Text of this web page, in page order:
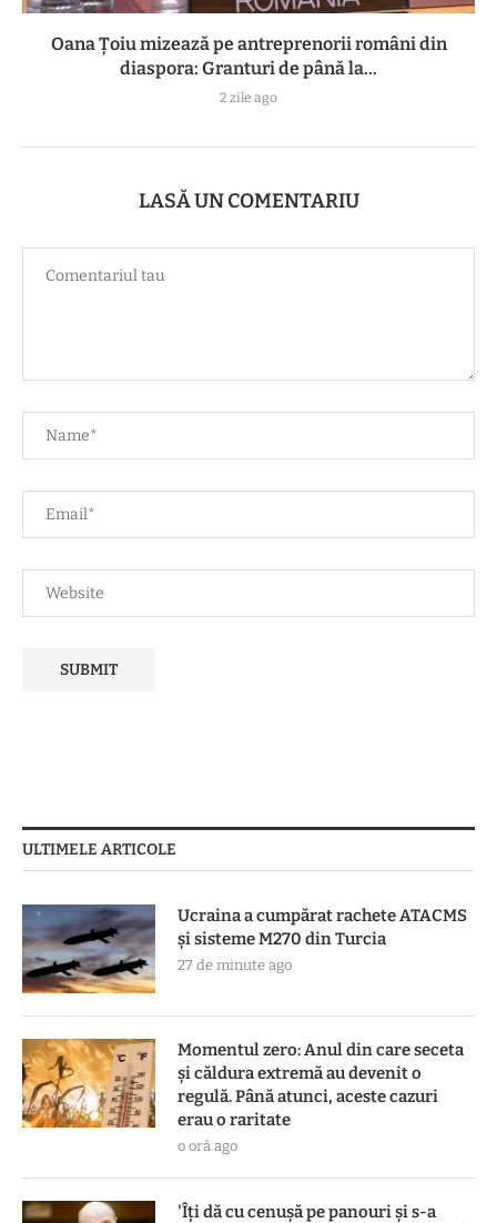
Oana Țoiu mizează pe antreprenorii români din
diaspora: Granturi de până la...
2 zile ago
LASĂ UN COMENTARIU
ULTIMELE ARTICOLE
Ucraina a cumpărat rachete ATACMS
și sisteme M270 din Turcia
27 de minute ago
Momentul zero: Anul din care seceta
și căldura extremă au devenit o
regulă. Până atunci, aceste cazuri
erau o raritate
o oră ago
'Îți dă cu cenușă pe panouri și s-a